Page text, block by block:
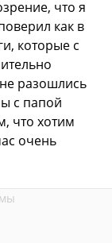
что я
как в
которые с
разошлись
с папой
что хотим
очень